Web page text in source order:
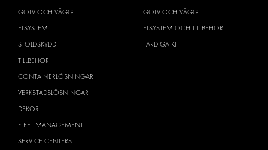
GOLV OCH VÄGG
ELSYSTEM
STÖLDSKYDD
TILLBEHÖR
CONTAINERLÖSNINGAR
VERKSTADSLÖSNINGAR
DEKOR
FLEET MANAGEMENT
SERVICE CENTERS
GOLV OCH VÄGG
ELSYSTEM OCH TILLBEHÖR
FÄRDIGA KIT